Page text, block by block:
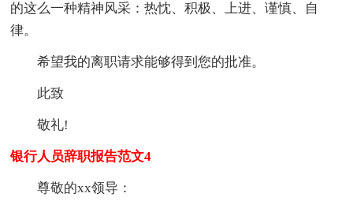
的这么一种精神风采：热忱、积极、上进、谨慎、自
律。
希望我的离职请求能够得到您的批准。
此致
敬礼!
银行人员辞职报告范文4
尊敬的xx领导：